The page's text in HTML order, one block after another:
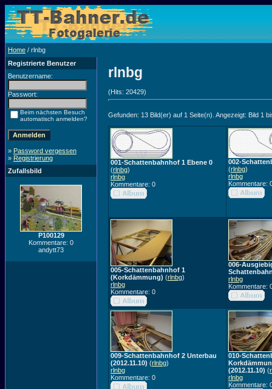
Home / rlnbg
Registrierte Benutzer
Benutzername:
Passwort:
Beim nächsten Besuch
automatisch anmelden?
» Password vergessen
» Registrierung
Zufallsbild
P100129
Kommentare: 0
andytt73
rlnbg
(Hits: 20429)
Gefunden: 13 Bild(er) auf 1 Seite(n). Angezeigt: Bild 1
001-Schattenbahnhof 1 Ebene 0
(rlnbg)
rlnbg
Kommentare: 0
002-
(rlnbg)
rlnbg
Kommentare:
005-Schattenbahnhof 1
(Korkdämmung) (rlnbg)
rlnbg
Kommentare: 0
006-
rlnbg
Kommentare:
009-Schattenbahnhof 2 Unterbau
(2012.11.10) (rlnbg)
rlnbg
Kommentare: 0
010-
(2012.11.10) (
rlnbg
Kommentare: